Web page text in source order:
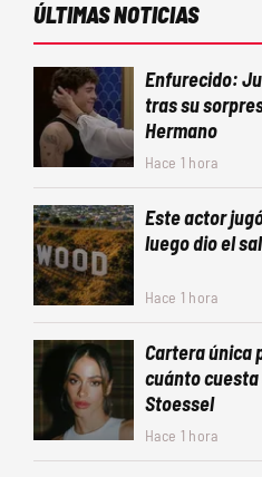
ÚLTIMAS NOTICIAS
Enfurecido:
tras su
Hermano
Hace 1 hora
Este actor
luego dio el
Hace 1 hora
Cartera única
cuánto cuesta
Stoessel
Hace 1 hora